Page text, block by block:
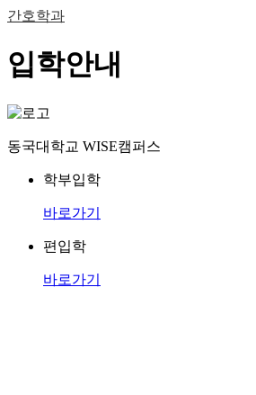
간호학과
입학안내
동국대학교 WISE캠퍼스
학부입학
바로가기
편입학
바로가기